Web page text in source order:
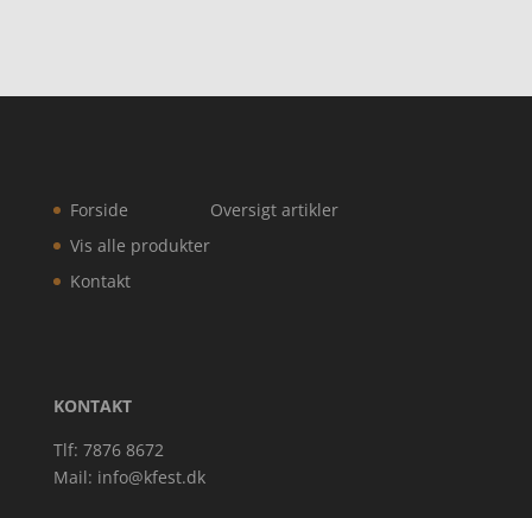
Forside
Vis alle produkter
Kontakt
Oversigt artikler
KONTAKT
Tlf: 7876 8672
Mail: info@kfest.dk